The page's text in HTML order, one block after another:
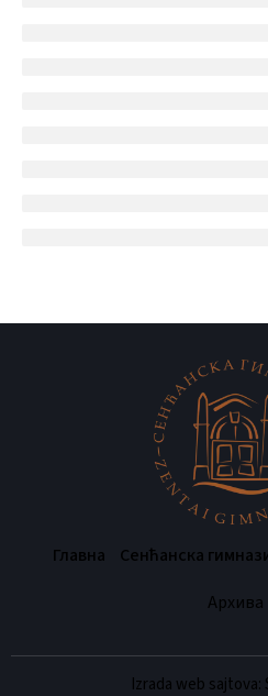
Главна Сенћанска
Архива
Izrada web sajtova: